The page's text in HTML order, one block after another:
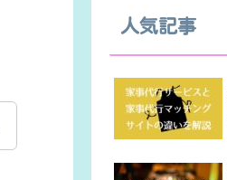
人気記事